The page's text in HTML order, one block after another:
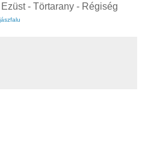
- Törtarany - Régiség